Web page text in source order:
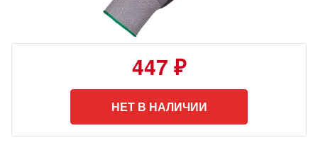
447 ₽
НЕТ В НАЛИЧИИ